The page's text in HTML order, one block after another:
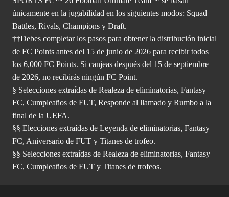
únicamente en la jugabilidad en los siguientes modos: Squad
Battles, Rivals, Champions y Draft.
††Debes completar los pasos para obtener la distribución inicial
de FC Points antes del 15 de junio de 2026 para recibir todos
los 6,000 FC Points. Si canjeas después del 15 de septiembre
de 2026, no recibirás ningún FC Point.
§ Selecciones extraídas de Realeza de eliminatorias, Fantasy
FC, Cumpleaños de FUT, Responde al llamado y Rumbo a la
final de la UEFA.
§§ Elecciones extraídas de Leyenda de eliminatorias, Fantasy
FC, Aniversario de FUT y Titanes de trofeo.
§§ Selecciones extraídas de Realeza de eliminatorias, Fantasy
FC, Cumpleaños de FUT y Titanes de trofeos.